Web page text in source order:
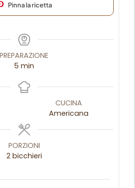
Pinna la ricetta
PREPARAZIONE
5 min
CUCINA
Americana
PORZIONI
2 bicchieri